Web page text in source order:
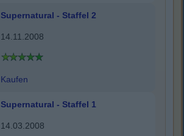
Supernatural - Staffel 2
14.11.2008
Kaufen
Supernatural - Staffel 1
14.03.2008